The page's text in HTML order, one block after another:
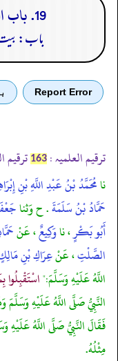
19. باب استقبال القبلة فى الخلاء
باب: بیت
Report Error
ترقیم العلمیہ : 163 ترقیم
نامُحَمَّدُ بْنُ عَبْدِ اللَّهِ بْنِ
حَمَّادُ بْنُ سَلَمَةَ. ح وَثنا
أَبُو بَكْرٍ، ناوَكِيعٌ، عَنْ
الصَّلْتِ، عَنْعِرَاكِ بْنِ
اللَّهُ عَلَيْهِ وَسَلَّمَ:"اسْتَقْبِلُوا
النَّبِيُّ صَلَّى اللَّهُ عَلَيْهِ وَسَلَّمَ
فَقَالَ النَّبِيُّ صَلَّى اللَّهُ عَلَيْهِ
مِثْلُهُ.